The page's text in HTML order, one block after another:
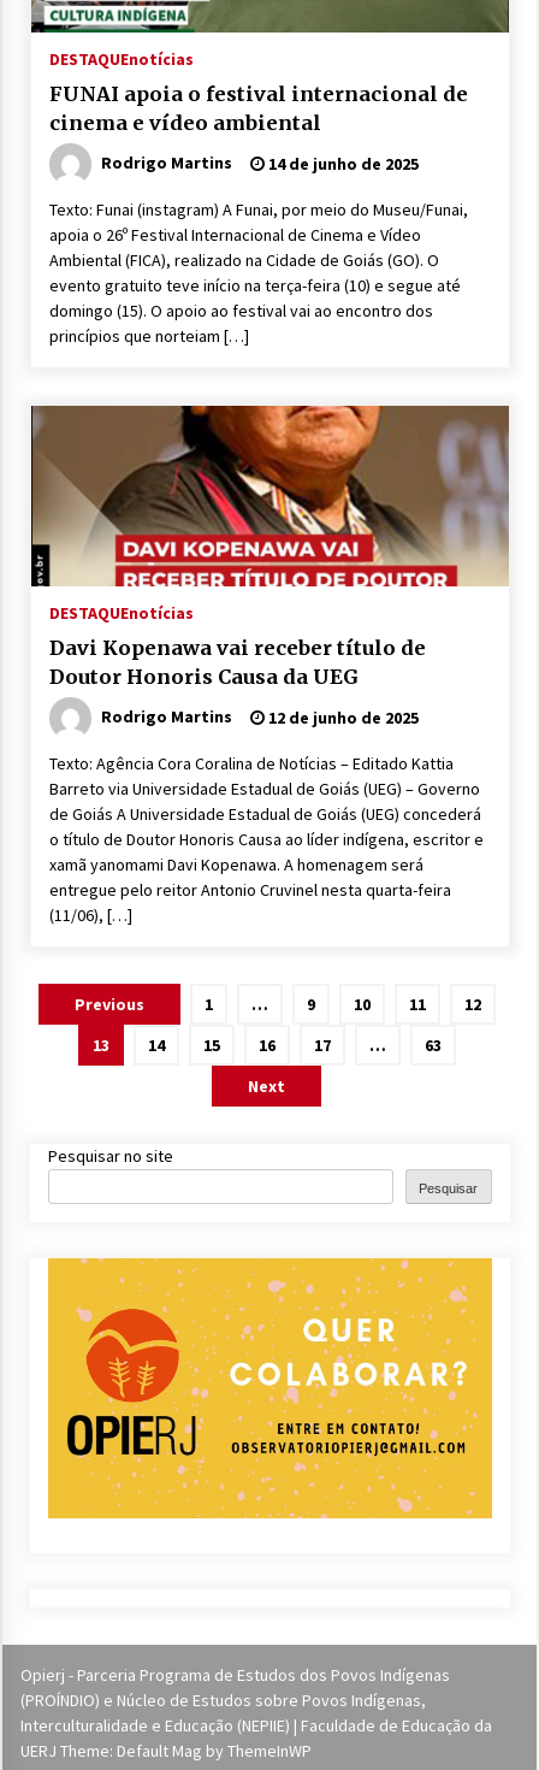
DESTAQUEnotícias
FUNAI apoia o festival internacional de
cinema e vídeo ambiental
Rodrigo Martins 14 de junho de 2025
Texto: Funai (instagram) A Funai, por meio do Museu/Funai,
apoia o 26º Festival Internacional de Cinema e Vídeo
Ambiental (FICA), realizado na Cidade de Goiás (GO). O
evento gratuito teve início na terça-feira (10) e segue até
domingo (15). O apoio ao festival vai ao encontro dos
princípios que norteiam […]
DESTAQUEnotícias
Davi Kopenawa vai receber título de
Doutor Honoris Causa da UEG
Rodrigo Martins 12 de junho de 2025
Texto: Agência Cora Coralina de Notícias – Editado Kattia
Barreto via Universidade Estadual de Goiás (UEG) – Governo
de Goiás A Universidade Estadual de Goiás (UEG) concederá
o título de Doutor Honoris Causa ao líder indígena, escritor e
xamã yanomami Davi Kopenawa. A homenagem será
entregue pelo reitor Antonio Cruvinel nesta quarta-feira
(11/06), […]
Paginação
posts
Previous 1 … 9 10 11
12
13
14 15 16 17 …
63
Next
Pesquisar no site
Pesquisar
Opierj - Parceria Programa de Estudos dos Povos Indígenas
(PROÍNDIO) e Núcleo de Estudos sobre Povos Indígenas,
Interculturalidade e Educação (NEPIIE) | Faculdade de Educação da
UERJ Theme: Default Mag by ThemeInWP